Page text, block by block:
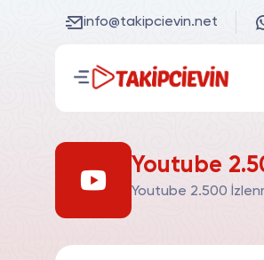
info@takipcievin.net
Youtube
Youtube 2.500